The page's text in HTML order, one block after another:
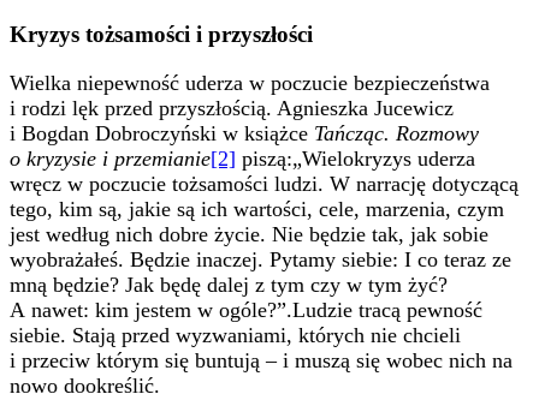
Kryzys tożsamości i przyszłości
Wielka niepewność uderza w poczucie bezpieczeństwa
i rodzi lęk przed przyszłością. Agnieszka Jucewicz
i Bogdan Dobroczyński w książce Tańcząc. Rozmowy
o kryzysie i przemianie[2] piszą:„Wielokryzys uderza
wręcz w poczucie tożsamości ludzi. W narrację dotyczącą
tego, kim są, jakie są ich wartości, cele, marzenia, czym
jest według nich dobre życie. Nie będzie tak, jak sobie
wyobrażałeś. Będzie inaczej. Pytamy siebie: I co teraz ze
mną będzie? Jak będę dalej z tym czy w tym żyć?
A nawet: kim jestem w ogóle?”.Ludzie tracą pewność
siebie. Stają przed wyzwaniami, których nie chcieli
i przeciw którym się buntują – i muszą się wobec nich na
nowo dookreślić.